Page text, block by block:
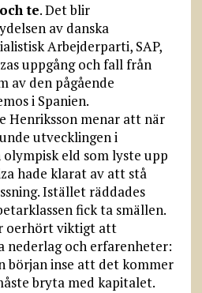
te. Det blir
av danska
Arbejderparti, SAP,
uppgång och fall från
av den pågående
i Spanien.
Henriksson menar att när
utvecklingen i
eld som lyste upp
hade klarat av att stå
Istället räddades
fick ta smällen.
oerhört viktigt att
nederlag och erfarenheter:
början inse att det kommer
bryta med kapitalet.